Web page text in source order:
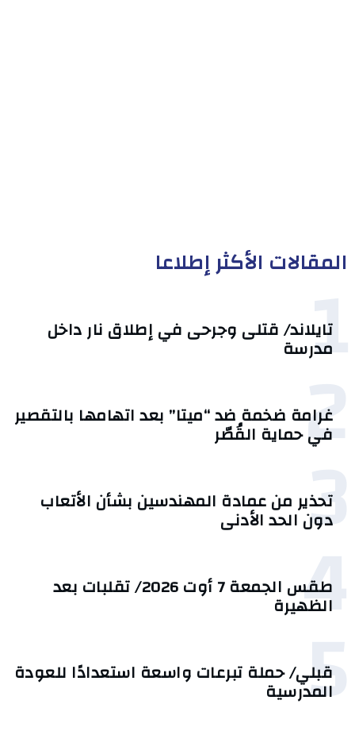
المقالات الأكثر إطلاعا
1
تايلاند/ قتلى وجرحى في إطلاق نار داخل
مدرسة
2
غرامة ضخمة ضد “ميتا” بعد اتهامها بالتقصير
في حماية القُصّر
3
تحذير من عمادة المهندسين بشأن الأتعاب
دون الحد الأدنى
4 طقس الجمعة 7 أوت 2026/ تقلبات بعد
الظهيرة
5
قبلي/ حملة تبرعات واسعة استعدادًا للعودة
المدرسية